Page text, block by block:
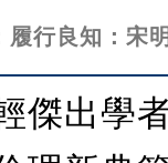
行良知：宋
傑出學